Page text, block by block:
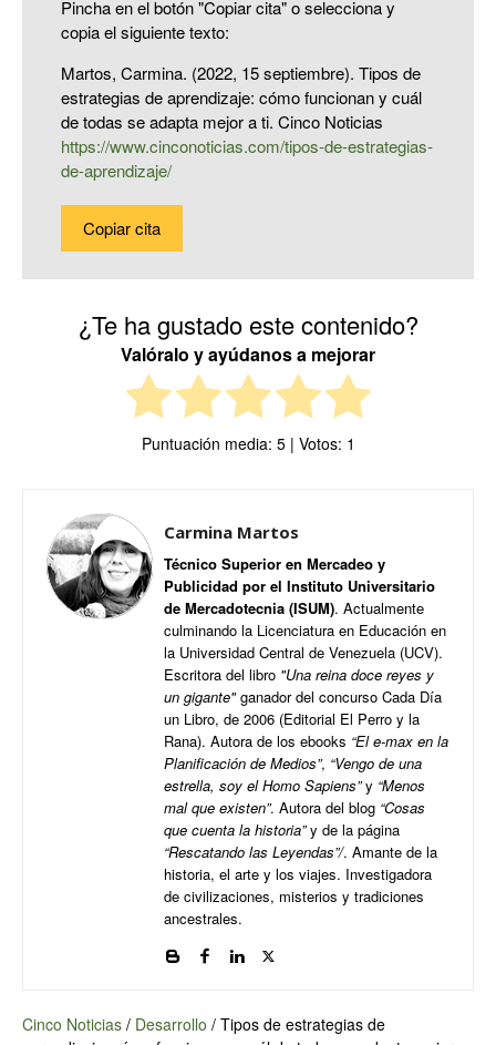
Pincha en el botón "Copiar cita" o selecciona y
copia el siguiente texto:
Martos, Carmina. (2022, 15 septiembre). Tipos de
estrategias de aprendizaje: cómo funcionan y cuál
de todas se adapta mejor a ti. Cinco Noticias
https://www.cinconoticias.com/tipos-de-estrategias-
de-aprendizaje/
Copiar cita
¿Te ha gustado este contenido?
Valóralo y ayúdanos a mejorar
Puntuación media: 5| Votos: 1
Carmina Martos
Técnico Superior en Mercadeo y
Publicidad por el Instituto Universitario
de Mercadotecnia (ISUM). Actualmente
culminando la Licenciatura en Educación en
la Universidad Central de Venezuela (UCV).
Escritora del libro "Una reina doce reyes y
un gigante"ganador del concurso Cada Día
un Libro, de 2006 (Editorial El Perro y la
Rana). Autora de los ebooks “El e-max en la
Planificación de Medios”, “Vengo de una
estrella, soy el Homo Sapiens”y “Menos
mal que existen”. Autora del blog “Cosas
que cuenta la historia”y de la página
“Rescatando las Leyendas”/. Amante de la
historia, el arte y los viajes. Investigadora
de civilizaciones, misterios y tradiciones
ancestrales.
Cinco Noticias / Desarrollo / Tipos de estrategias de